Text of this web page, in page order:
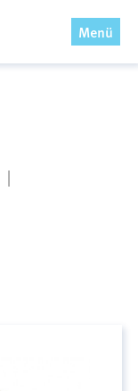
Menü
x
|